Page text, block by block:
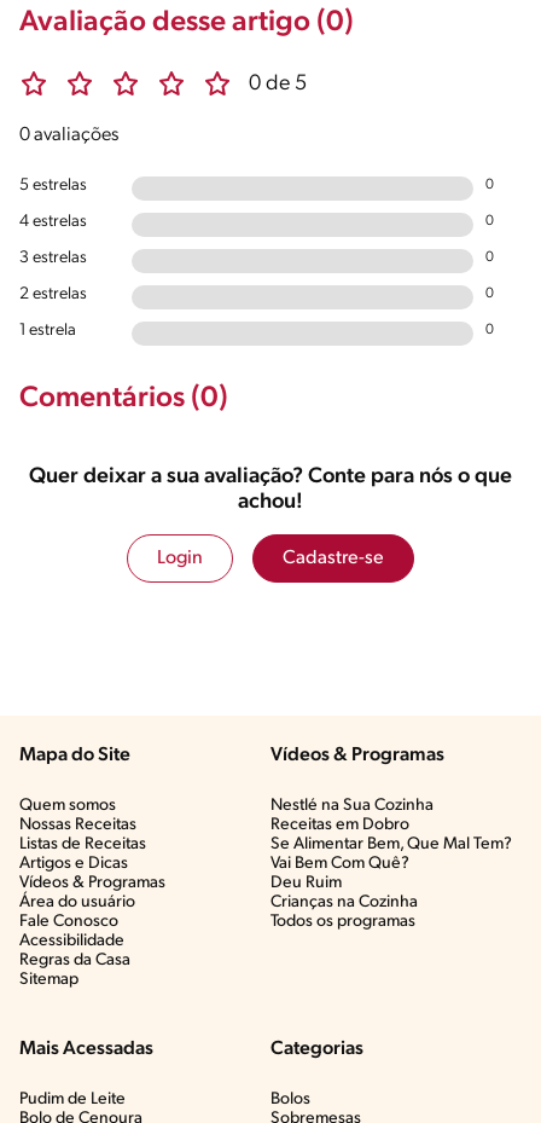
Avaliação desse artigo (0)
0 de 5
0 avaliações
5 estrelas 0
4 estrelas 0
3 estrelas 0
2 estrelas 0
1 estrela 0
Comentários (0)
Quer deixar a sua avaliação? Conte para nós o que
achou!
Login Cadastre-se
Mapa do Site
Quem somos
Nossas Receitas
Listas de Receitas​
Artigos e Dicas​
Vídeos & Programas​
Área do usuário
Fale Conosco
Acessibilidade
Regras da Casa
Sitemap
Vídeos & Programas​
Nestlé na Sua Cozinha
Receitas em Dobro
Se Alimentar Bem, Que Mal Tem?​
Vai Bem Com Quê?​
Deu Ruim​
Crianças na Cozinha​
Todos os programas
Mais Acessadas
Pudim de Leite
Bolo de Cenoura
Categorias
Bolos
Sobremesas